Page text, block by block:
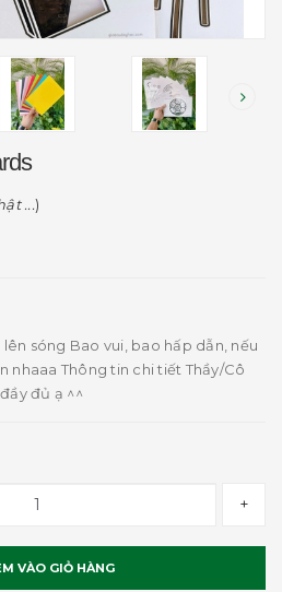
...)
sóng Bao vui, bao hấp dẫn, nếu
nhaaa Thông tin chi tiết Thầy/Cô
đủ ạ ^^
+
VÀO GIỎ HÀNG